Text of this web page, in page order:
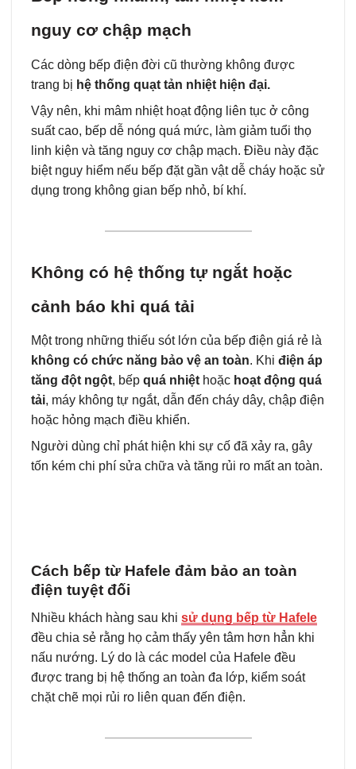
nguy cơ chập mạch
Các dòng bếp điện đời cũ thường không được
trang bị hệ thống quạt tản nhiệt hiện đại.
Vậy nên, khi mâm nhiệt hoạt động liên tục ở công
suất cao, bếp dễ nóng quá mức, làm giảm tuổi thọ
linh kiện và tăng nguy cơ chập mạch. Điều này đặc
biệt nguy hiểm nếu bếp đặt gần vật dễ cháy hoặc sử
dụng trong không gian bếp nhỏ, bí khí.
Không có hệ thống tự ngắt hoặc
cảnh báo khi quá tải
Một trong những thiếu sót lớn của bếp điện giá rẻ là
không có chức năng bảo vệ an toàn. Khi điện áp
tăng đột ngột, bếp quá nhiệt hoặc hoạt động quá
tải, máy không tự ngắt, dẫn đến cháy dây, chập điện
hoặc hỏng mạch điều khiển.
Người dùng chỉ phát hiện khi sự cố đã xảy ra, gây
tốn kém chi phí sửa chữa và tăng rủi ro mất an toàn.
Cách bếp từ Hafele đảm bảo an toàn
điện tuyệt đối
Nhiều khách hàng sau khi sử dụng bếp từ Hafele
đều chia sẻ rằng họ cảm thấy yên tâm hơn hẳn khi
nấu nướng. Lý do là các model của Hafele đều
được trang bị hệ thống an toàn đa lớp, kiểm soát
chặt chẽ mọi rủi ro liên quan đến điện.